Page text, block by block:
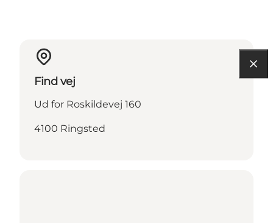
Find vej
Ud for Roskildevej 160
4100 Ringsted